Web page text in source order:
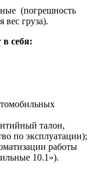
(погрешность
вес груза).
себя:
талон,
по эксплуатации);
работы
10.1»).